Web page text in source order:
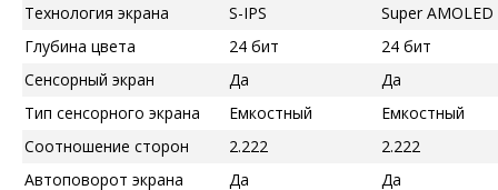
Технология экрана
S-IPS
Super AMOLED
Глубина цвета
24 бит
24 бит
Сенсорный экран
Да
Да
Тип сенсорного экрана
Емкостный
Емкостный
Соотношение сторон
2.222
2.222
Автоповорот экрана
Да Да